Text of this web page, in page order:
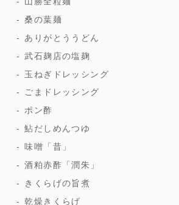
桑の葉麺
ありがとううどん
武石麹店の塩麹
玉ねぎドレッシング
ごまドレッシング
ポン酢
鮎だしめんつゆ
味噌「昔」
酒粕赤酢「潤朱」
きくらげの旨煮
乾燥きくらげ